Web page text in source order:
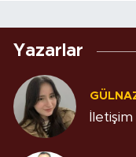
Yazarlar